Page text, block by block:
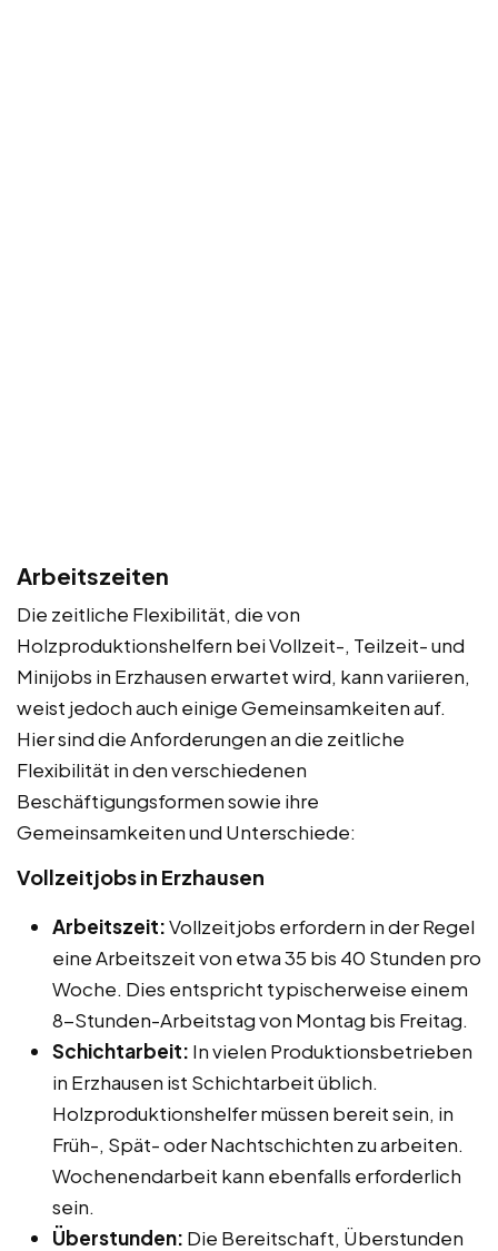
Arbeitszeiten
Die zeitliche Flexibilität, die von
Holzproduktionshelfern bei Vollzeit-, Teilzeit- und
Minijobs in Erzhausen erwartet wird, kann variieren,
weist jedoch auch einige Gemeinsamkeiten auf.
Hier sind die Anforderungen an die zeitliche
Flexibilität in den verschiedenen
Beschäftigungsformen sowie ihre
Gemeinsamkeiten und Unterschiede:
Vollzeitjobs in Erzhausen
Arbeitszeit:Vollzeitjobs erfordern in der Regel
eine Arbeitszeit von etwa 35 bis 40 Stunden pro
Woche. Dies entspricht typischerweise einem
8-Stunden-Arbeitstag von Montag bis Freitag.
Schichtarbeit: In vielen Produktionsbetrieben
in Erzhausen ist Schichtarbeit üblich.
Holzproduktionshelfer müssen bereit sein, in
Früh-, Spät- oder Nachtschichten zu arbeiten.
Wochenendarbeit kann ebenfalls erforderlich
sein.
Überstunden: Die Bereitschaft, Überstunden